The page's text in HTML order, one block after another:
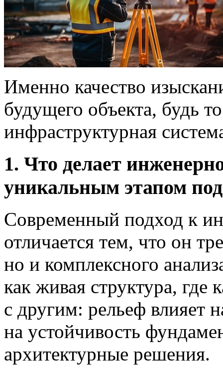
Именно качество
будущего объекта, будь
инфраструктурная
1. Что делает
уникальным этапом
Современный подход к
отличается тем, что он
но и комплексного
как живая структура, где
с другим: рельеф влияет
на устойчивость
архитектурные решения.